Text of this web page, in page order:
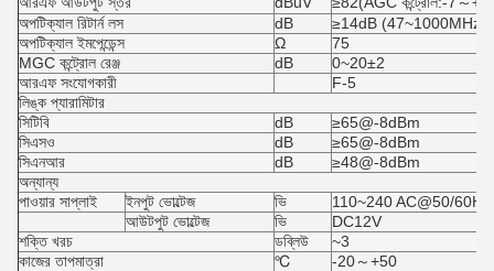
অপটিক্যাল রিটার্ন লস
dB
≥14dB (47~1000MHz)
অপটিক্যাল ইমপেন্ডেন্স
Ω
75
MGC কন্ট্রোল রেঞ্জ
dB
0~20±2
আরএফ সংযোগকারী
F-5
লিঙ্ক প্যারামিটার
সিটিবি
dB
≥65@-8dBm
সিএসও
dB
≥65@-8dBm
সিএনআর
dB
≥48@-8dBm
অন্যান্য
পাওয়ার সাপ্লাই
ইনপুট ভোল্টেজ ভি
110~240 AC@50/60Hz
আউটপুট ভোল্টেজ
ভি
DC12V
শক্তি খরচ
ডব্লিউ
~3
কাজের তাপমাত্রা
℃
-20～+50